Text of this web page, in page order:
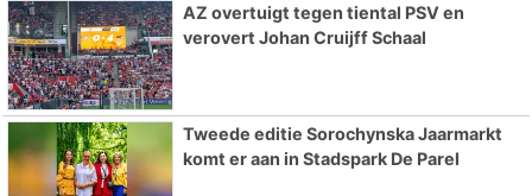
AZ overtuigt tegen tiental PSV en
verovert Johan Cruijff Schaal
Tweede editie Sorochynska Jaarmarkt
komt er aan in Stadspark De Parel